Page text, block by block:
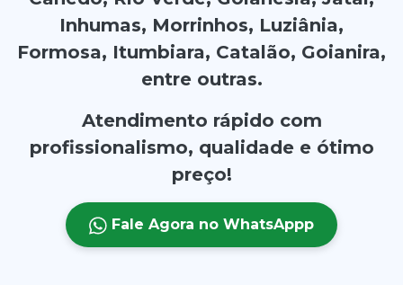
Inhumas, Morrinhos, Luziânia,
Formosa, Itumbiara, Catalão, Goianira,
entre outras.
Atendimento rápido com
profissionalismo, qualidade e ótimo
preço!
Fale Agora no WhatsAppp